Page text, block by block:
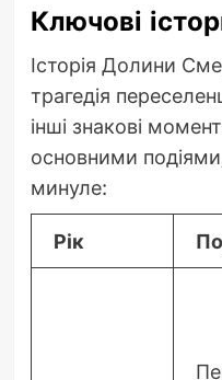
Ключові
Історія Долини
трагедія
інші знакові
основними
минуле:
Рік